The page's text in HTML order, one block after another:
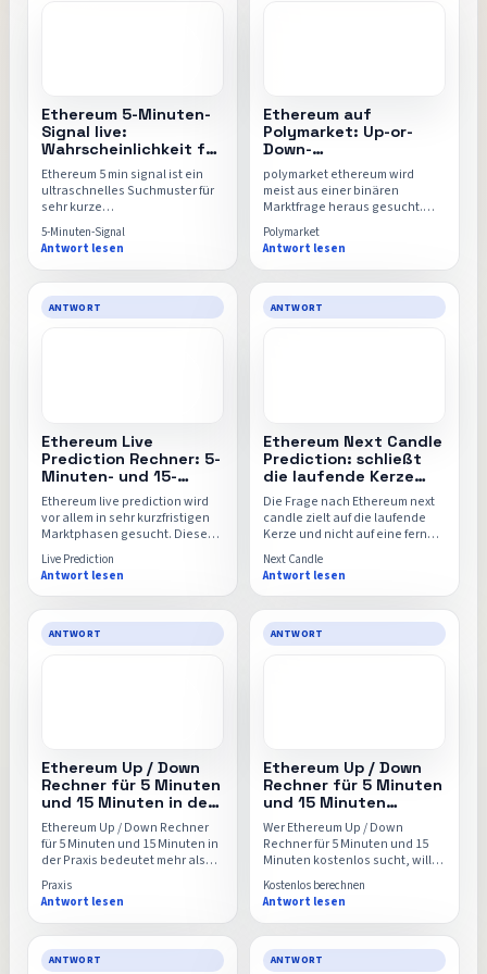
Ethereum 5-Minuten-
Signal live:
Wahrscheinlichkeit für
den aktuellen Candle-
Close
Ethereum 5 min signal ist ein
ultraschnelles Suchmuster für
sehr kurze
Marktentscheidungen. Diese
Seite zeigt die laufende 5-
Minuten-Wahrscheinlichkeit mit
Chart, Kerzenstart und klarer
Up-/Down-Einordnung.
5-Minuten-Signal
Antwort lesen
Ethereum auf
Polymarket: Up-or-
Down-
Wahrscheinlichkeit für
die laufende Kerze
polymarket ethereum wird
meist aus einer binären
Marktfrage heraus gesucht.
Diese Seite übersetzt
Livepreis, Kerzenstart und
Modellwahrscheinlichkeit in
eine klarere Up-or-Down-
Einordnung für laufende Event-
Setups.
Polymarket
Antwort lesen
ANTWORT
Ethereum Live
Prediction Rechner: 5-
Minuten- und 15-
Minuten-
Wahrscheinlichkeit
Ethereum live prediction wird
vor allem in sehr kurzfristigen
Marktphasen gesucht. Diese
Seite bündelt Livepreis,
Kerzenstart, Chart und
laufende Up-/Down-
Wahrscheinlichkeiten für 5m
und 15m in einer klar lesbaren
Ansicht.
Live Prediction
Antwort lesen
ANTWORT
Ethereum Next Candle
Prediction: schließt
die laufende Kerze
höher oder tiefer?
Die Frage nach Ethereum next
candle zielt auf die laufende
Kerze und nicht auf eine ferne
Prognose. Diese Seite zeigt,
wie aktuelle Candle-Struktur,
Preisabstand und Signalmodell
zusammen eine
Richtungsschätzung formen.
Next Candle
Antwort lesen
ANTWORT
Ethereum Up / Down
Rechner für 5 Minuten
und 15 Minuten in der
Praxis: typische
Situationen und
direkter Rechner
Ethereum Up / Down Rechner
für 5 Minuten und 15 Minuten in
der Praxis bedeutet mehr als
eine einzelne Zahl. Diese Seite
zeigt typische Situationen,
reale Vergleichsfälle und
worauf es ankommt, wenn die
Berechnung in deinem Alltag
oder Marktumfeld belastbar
Praxis
Antwort lesen
ANTWORT
Ethereum Up / Down
Rechner für 5 Minuten
und 15 Minuten
kostenlos berechnen:
was der Rechner zeigt
und wie du startest
Wer Ethereum Up / Down
Rechner für 5 Minuten und 15
Minuten kostenlos sucht, will
meist ohne Registrierung und
ohne Umwege starten. Hier
bekommst du die kostenlose
Einordnung, die wichtigsten
Stellschrauben und den
direkten Weg zur Berechnung.
Kostenlos berechnen
Antwort lesen
ANTWORT ANTWORT